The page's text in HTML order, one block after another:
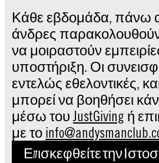
Κάθε εβδομάδα, πάνω
άνδρες παρακολουθούν
να μοιραστούν
υποστήριξη. Οι
εντελώς εθελοντικές,
μπορεί να βοηθήσει
μέσω του JustGiving ή
με το
Επισκεφθείτε την